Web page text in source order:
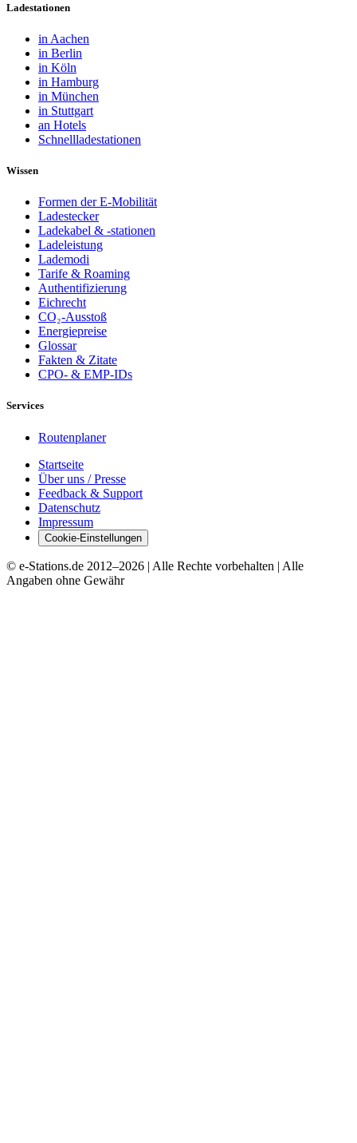
Ladestationen
in Aachen
in Berlin
in Köln
in Hamburg
in München
in Stuttgart
an Hotels
Schnellladestationen
Wissen
Formen der E-Mobilität
Ladestecker
Ladekabel & -stationen
Ladeleistung
Lademodi
Tarife & Roaming
Authentifizierung
Eichrecht
CO₂-Ausstoß
Energiepreise
Glossar
Fakten & Zitate
CPO- & EMP-IDs
Services
Routenplaner
Startseite
Über uns / Presse
Feedback & Support
Datenschutz
Impressum
Cookie-Einstellungen
© e-Stations.de 2012–2026 | Alle Rechte vorbehalten | Alle
Angaben ohne Gewähr